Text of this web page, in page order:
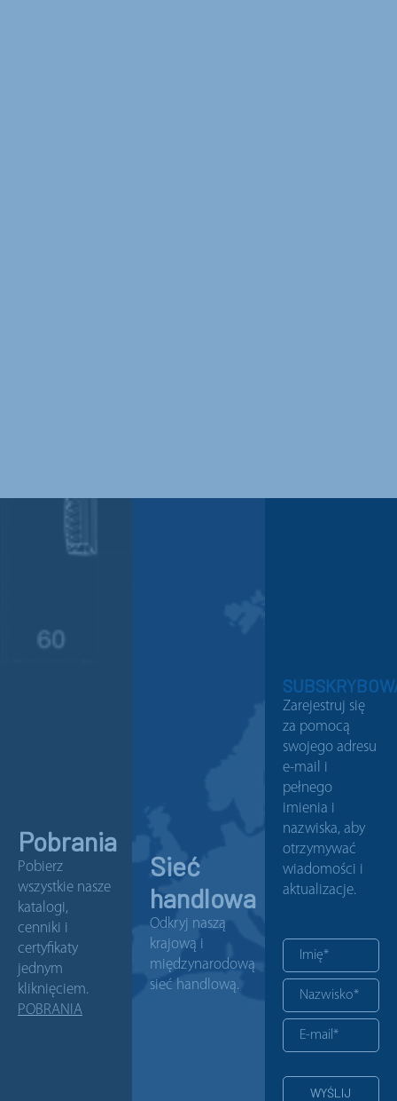
Pobrania
Pobierz
wszystkie nasze
katalogi,
cenniki i
certyfikaty
jednym
kliknięciem.
POBRANIA
Sieć
handlowa
Odkryj naszą
krajową i
międzynarodową
sieć handlową.
Zarejestruj się
za pomocą
swojego adresu
e-mail i
pełnego
imienia i
nazwiska, aby
otrzymywać
wiadomości i
aktualizacje.